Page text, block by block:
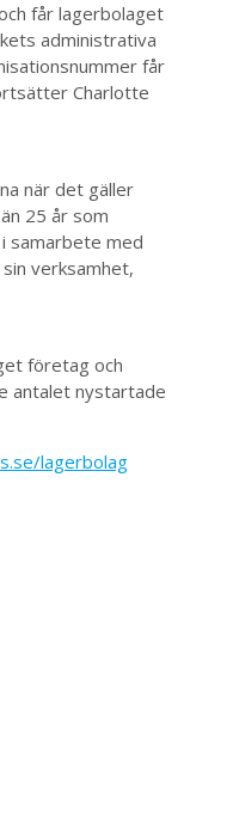
får lagerbolaget
administrativa
får
Charlotte
när det gäller
25 år som
samarbete med
verksamhet,
företag och
antalet nystartade
lagerbolag